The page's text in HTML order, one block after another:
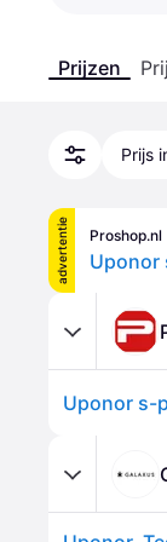
Prijzen
Prijs
advertentie Proshop.nl
Uponor
Uponor s-